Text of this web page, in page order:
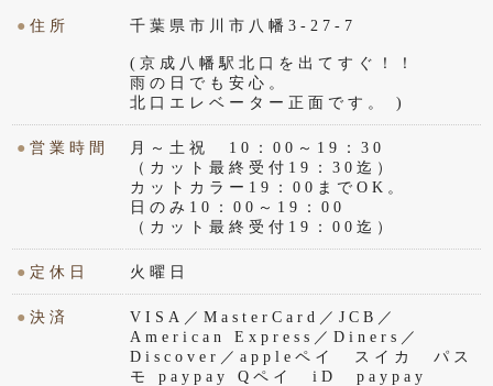
●住所 千葉県市川市八幡3-27-7
(京成八幡駅北口を出てすぐ！！
雨の日でも安心。
北口エレベーター正面です。 )
●営業時間
月～土祝 10：00～19：30
（カット最終受付19：30迄）
カットカラー19：00までOK。
日のみ10：00～19：00
（カット最終受付19：00迄）
● 定休日 火曜日
●決済
VISA／MasterCard／JCB／
American Express／Diners／
Discover／appleペイ スイカ パス
モ paypay Qペイ iD paypay